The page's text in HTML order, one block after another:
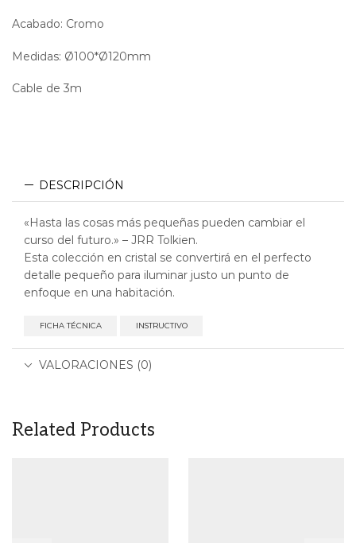
Acabado: Cromo
Medidas: Ø100*Ø120mm
Cable de 3m
DESCRIPCIÓN
«Hasta las cosas más pequeñas pueden cambiar el
curso del futuro.» – JRR Tolkien.
Esta colección en cristal se convertirá en el perfecto
detalle pequeño para iluminar justo un punto de
enfoque en una habitación.
FICHA TÉCNICA INSTRUCTIVO
VALORACIONES (0)
Related Products